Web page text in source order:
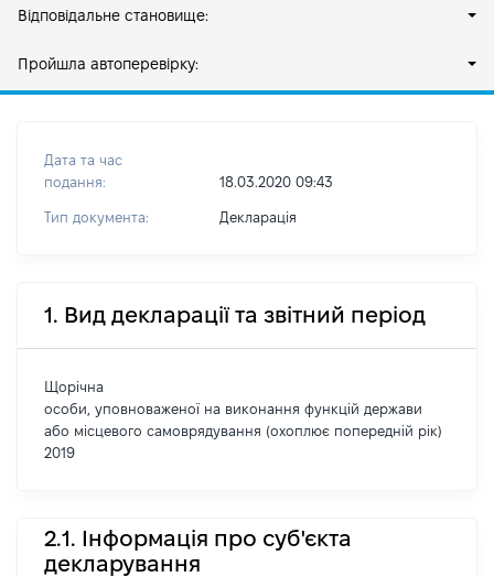
Відповідальне становище:
Пройшла автоперевірку:
Дата та час
подання:
18.03.2020 09:43
Тип документа: Декларація
1. Вид декларації та звітний період
Щорічна
особи, уповноваженої на виконання функцій держави
або місцевого самоврядування (охоплює попередній рік)
2019
2.1. Інформація про суб'єкта
декларування